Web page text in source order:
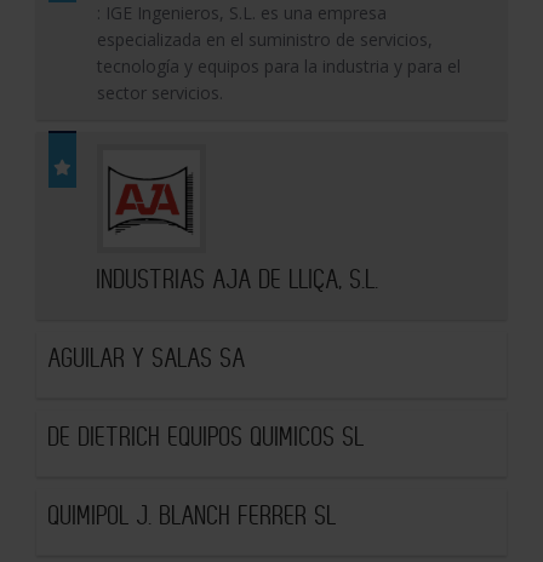
: IGE Ingenieros, S.L. es una empresa
especializada en el suministro de servicios,
tecnología y equipos para la industria y para el
sector servicios.
INDUSTRIAS AJA DE LLIÇA, S.L.
AGUILAR Y SALAS SA
DE DIETRICH EQUIPOS QUIMICOS SL
QUIMIPOL J. BLANCH FERRER SL